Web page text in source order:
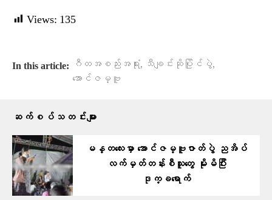
Views: 135
In this article: ဂီတအစည်းအရုံး, သီချင်းဆိုပြိုင်ပွဲ,
အောင်ဇမ္ဗူ
ဆက်စပ်သတင်းများ
မန္တလေးမှာ အောင်ဇမ္ဗူဇာတ်ပွဲ ညအိပ်
လက်မှတ်တန်းစီသူတွေ မိုးမိပြီး
ဒုက္ခရောက်